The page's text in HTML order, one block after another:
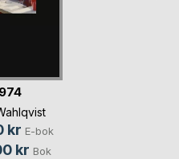
kr E-bok
kr Bok